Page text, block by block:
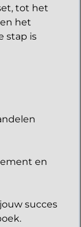
tot het
het
stap is
en
succes